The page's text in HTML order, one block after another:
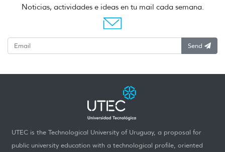
Noticias, actividades e ideas en tu mail cada semana.
Send
UTEC is the Technological University of Uruguay, a proposal for
public university education with a technological profile, oriented